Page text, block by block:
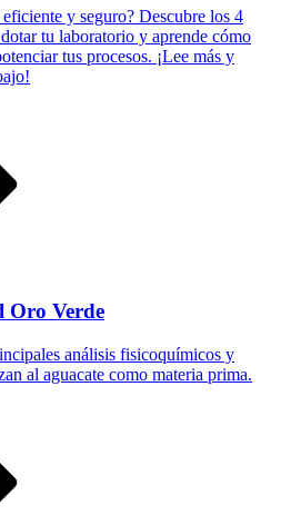
y seguro? Descubre los 4
tu laboratorio y aprende cómo
tus procesos. ¡Lee más y
Oro Verde
análisis fisicoquímicos y
al aguacate como materia prima.